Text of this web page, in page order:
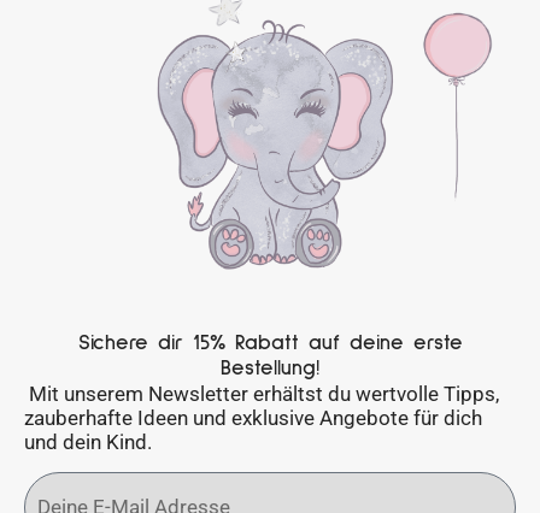
Sichere dir 15% Rabatt auf deine erste
Bestellung!
Mit unserem Newsletter erhältst du wertvolle Tipps,
zauberhafte Ideen und exklusive Angebote für dich
und dein Kind.